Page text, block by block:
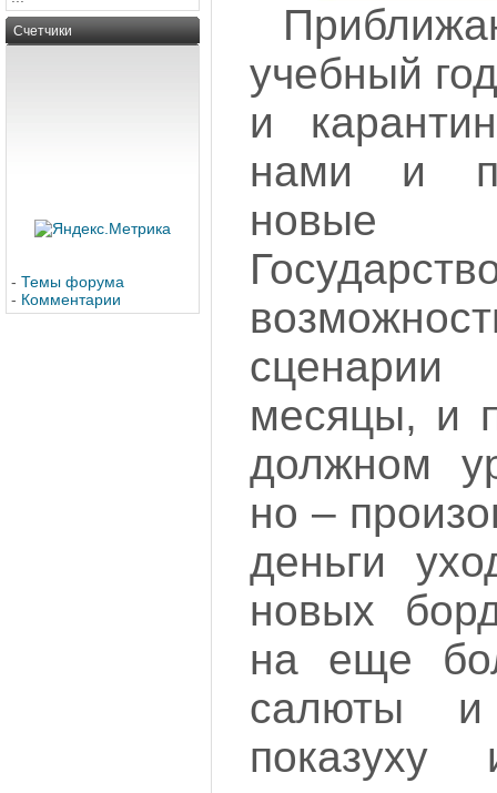
Счетчики
- Темы форума
- Комментарии
учебный
и
нами и
новые
месяцы, и
должном
но –
деньги
новых
на еще
салюты
показуху